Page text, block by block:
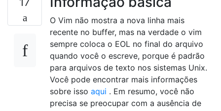
O Vim não mostra a nova linha mais
recente no buffer, mas na verdade o vim
sempre coloca o EOL no final do arquivo
quando você o escreve, porque é padrão
para arquivos de texto nos sistemas Unix.
Você pode encontrar mais informações
sobre isso aqui . Em resumo, você não
precisa se preocupar com a ausência de